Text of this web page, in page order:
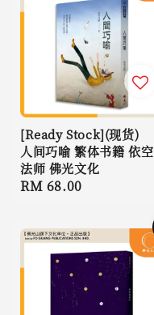
[Ready Stock](现货)
人间巧喻 繁体书籍 依空
法师 佛光文化
Regular
RM 68.00